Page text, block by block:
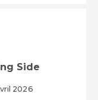
Side
2026